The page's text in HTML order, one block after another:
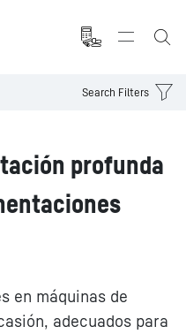
Search Filters
profunda
en máquinas de
adecuados para